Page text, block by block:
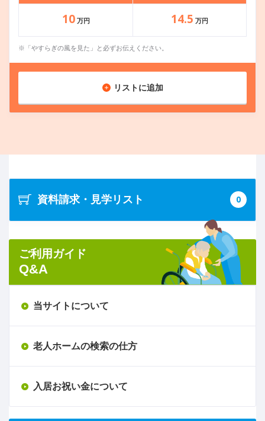
10 万円 14.5 万円
※「やすらぎの風を見た」と必ずお伝えください。
リストに追加
資料請求・見学リスト 0
ご利用ガイド
Q&A
当サイトについて
老人ホームの検索の仕方
入居お祝い金について